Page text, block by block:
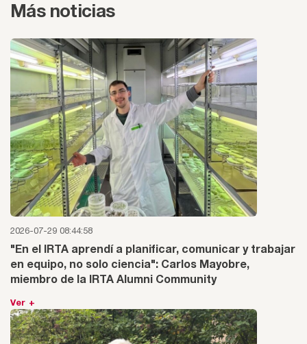
Más noticias
2026-07-29 08:44:58
"En el IRTA aprendí a planificar, comunicar y trabajar
en equipo, no solo ciencia": Carlos Mayobre,
miembro de la IRTA Alumni Community
Ver +